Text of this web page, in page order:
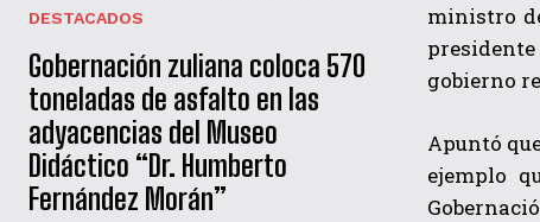
DESTACADOS
Gobernación zuliana coloca 570
toneladas de asfalto en las
adyacencias del Museo
Didáctico “Dr. Humberto
Fernández Morán”
ministro
gobierno
Apuntó
ejemplo